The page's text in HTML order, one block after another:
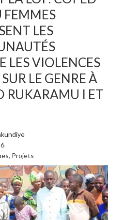
FEMMES
LES
LES VIOLENCES
LE GENRE À
RUKARAMU I ET
, Projets